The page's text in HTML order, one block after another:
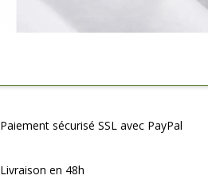
Paiement sécurisé SSL avec PayPal
Livraison en 48h